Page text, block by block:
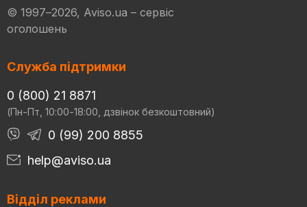
© 1997–2026, Aviso.ua – сервіс
оголошень
Служба підтримки
0 (800) 21 8871
(Пн-Пт, 10:00-18:00, дзвінок безкоштовний)
0 (99) 200 8855
help@aviso.ua
Відділ реклами